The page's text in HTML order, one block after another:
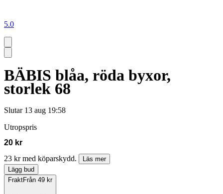
5.0
BÄBIS blåa, röda byxor,
storlek 68
Slutar 13 aug 19:58
Utropspris
20 kr
23 kr med köparskydd.
Läs mer
Lägg bud
FraktFrån 49 kr